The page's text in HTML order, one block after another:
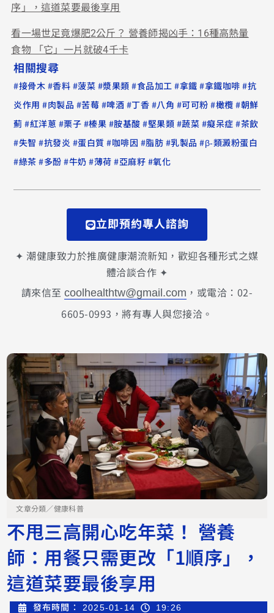
序」，這道菜要最後享用
看一場世足竟爆肥2公斤？ 營養師揭凶手：16種高熱量
食物 「它」一片就破4千卡
相關搜尋
#接骨木 #香料 #菠菜 #漿果類 #食品加工 #拿鐵 #拿鐵咖啡 #抗
炎作用 #肉製品 #苦莓 #啤酒 #丁香 #八角 #可可粉 #橄欖 #朝鮮
薊 #紅洋蔥 #栗子 #榛果 #胺基酸 #堅果類 #蔬菜 #癡呆症 #茶飲
#失智 #抗發炎 #蛋白質 #咖啡因 #脂肪 #乳製品 #β-類澱粉蛋白
#綠茶 #多酚 #牛奶 #薄荷 #亞麻籽 #氧化
立即預約專人諮詢
✦ 潮健康致力於推廣健康潮流新知，歡迎各種形式之媒
體洽談合作 ✦
請來信至coolhealthtw@gmail.com ，或電洽：02-
6605-0993，將有專人與您接洽。
文章分類／健康科普
不甩三高開心吃年菜！ 營養
師：用餐只需更改「1順序」，
這道菜要最後享用
發布時間： 2025-01-14 19:26